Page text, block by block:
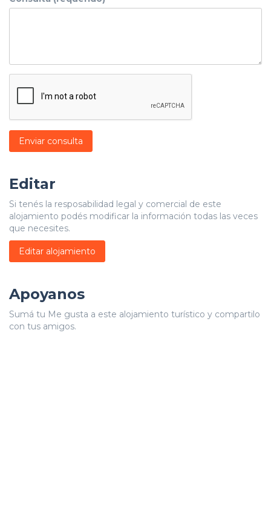
Enviar consulta
Editar
Si tenés la resposabilidad legal y comercial de este
alojamiento podés modificar la información todas las veces
que necesites.
Editar alojamiento
Apoyanos
Sumá tu Me gusta a este alojamiento turístico y compartilo
con tus amigos.